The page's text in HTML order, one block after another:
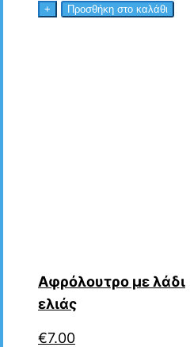
+ Προσθήκη στο καλάθι
Αφρόλουτρο με λάδι
ελιάς
€7.00